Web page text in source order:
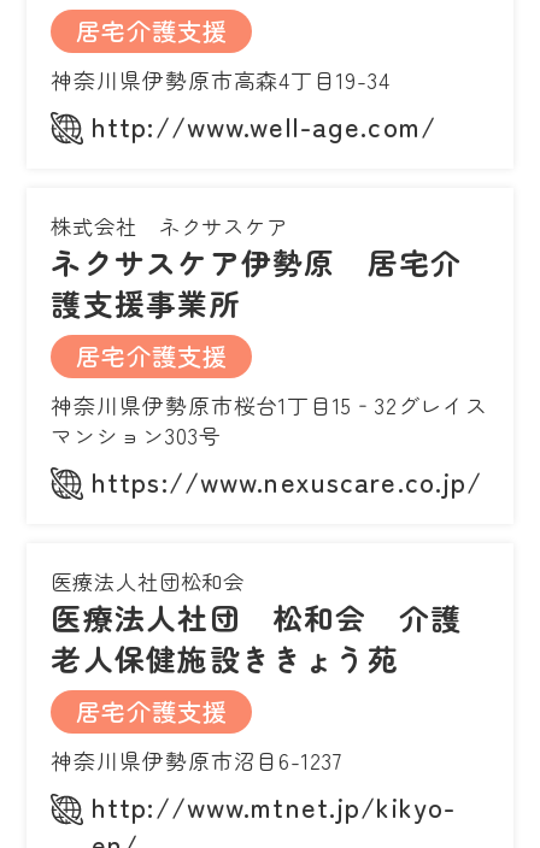
居宅介護支援
神奈川県伊勢原市高森4丁目19-34
http://www.well-age.com/
株式会社 ネクサスケア
ネクサスケア伊勢原 居宅介
護支援事業所
居宅介護支援
神奈川県伊勢原市桜台1丁目15‐32グレイス
マンション303号
https://www.nexuscare.co.jp/
医療法人社団松和会
医療法人社団 松和会 介護
老人保健施設ききょう苑
居宅介護支援
神奈川県伊勢原市沼目6-1237
http://www.mtnet.jp/kikyo-